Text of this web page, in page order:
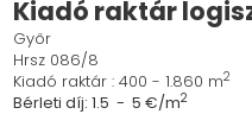
Győr
Hrsz 086/8
Kiadó raktár : 400 - 1.860 m2
Bérleti díj: 1.5 - 5 €/m2